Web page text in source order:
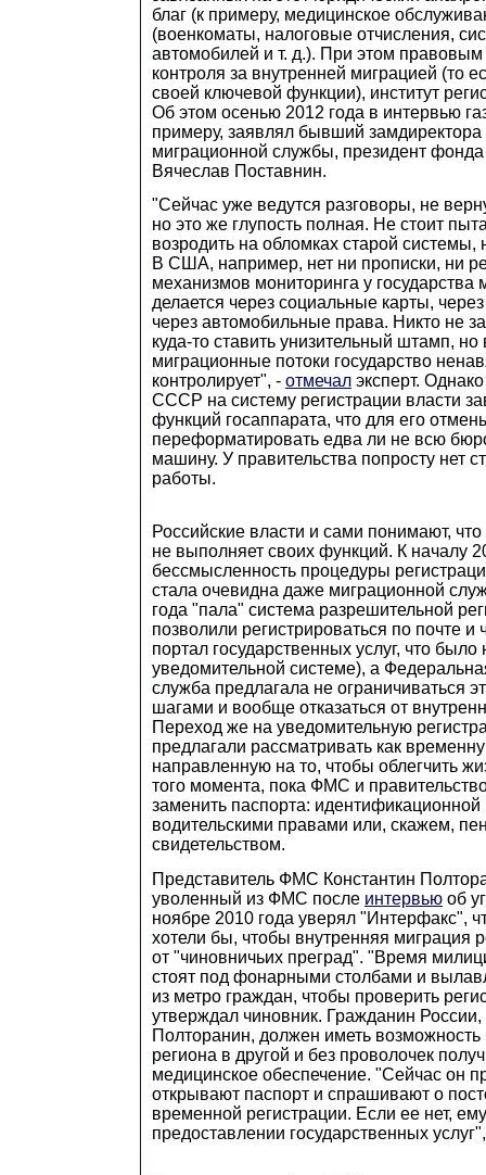
благ (к примеру, медицинское
(военкоматы, налоговые отчисления,
автомобилей и т. д.). При этом
контроля за внутренней миграцией (то
своей ключевой функции), институт
Об этом осенью 2012 года в интервью
примеру, заявлял бывший замдиректора
миграционной службы, президент
Вячеслав Поставнин.
"Сейчас уже ведутся разговоры, не
но это же глупость полная. Не стоит
возродить на обломках старой системы,
В США, например, нет ни прописки, ни
механизмов мониторинга у государства
делается через социальные карты,
через автомобильные права. Никто не
куда-то ставить унизительный штамп, но
миграционные потоки государство
контролирует", - отмечал эксперт.
СССР на систему регистрации власти
функций госаппарата, что для его
переформатировать едва ли не всю
машину. У правительства попросту нет
работы.
Российские власти и сами понимают,
не выполняет своих функций. К началу
бессмысленность процедуры
стала очевидна даже миграционной
года "пала" система разрешительной
позволили регистрироваться по почте и
портал государственных услуг, что
уведомительной системе), а
служба предлагала не ограничиваться
шагами и вообще отказаться от
Переход же на уведомительную
предлагали рассматривать как
направленную на то, чтобы облегчить
того момента, пока ФМС и
заменить паспорта: идентификационной
водительскими правами или, скажем,
свидетельством.
Представитель ФМС Константин
уволенный из ФМС после интервью об
ноябре 2010 года уверял "Интерфакс",
хотели бы, чтобы внутренняя миграция
от "чиновничьих преград". "Время
стоят под фонарными столбами и
из метро граждан, чтобы проверить
утверждал чиновник. Гражданин
Полторанин, должен иметь возможность
региона в другой и без проволочек
медицинское обеспечение. "Сейчас он
открывают паспорт и спрашивают о
временной регистрации. Если ее нет,
предоставлении государственных